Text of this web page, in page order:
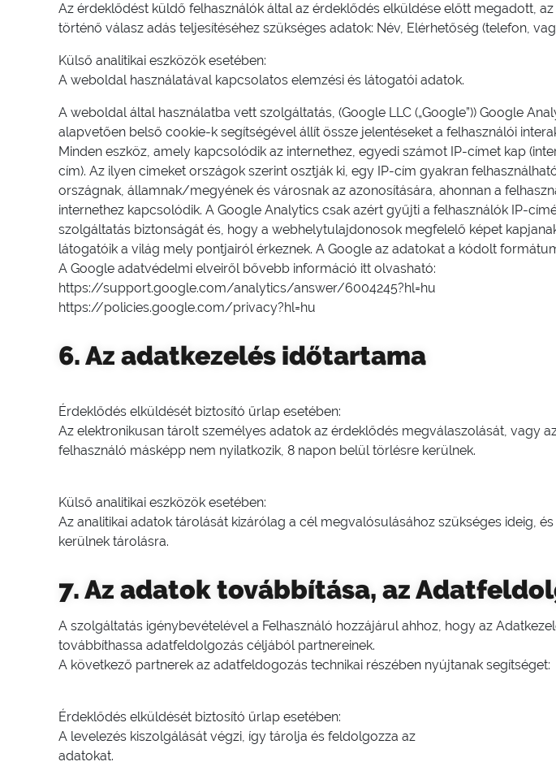
Az érdeklődést küldő felhasználók által az érdeklődés elküldése előtt megadott,
történő válasz adás teljesítéséhez szükséges adatok: Név, Elérhetőség (telefon,
Külső analitikai eszközök esetében:
A weboldal használatával kapcsolatos elemzési és látogatói adatok.
A weboldal által használatba vett szolgáltatás, (Google LLC („Google”)) Google
alapvetően belső cookie-k segítségével állít össze jelentéseket a felhasználói
Minden eszköz, amely kapcsolódik az internethez, egyedi számot IP-címet kap
cím). Az ilyen cimeket országok szerint osztják ki, egy IP-cím gyakran
országnak, államnak/megyének és városnak az azonosítására, ahonnan a
internethez kapcsolódik. A Google Analytics csak azért gyűjti a felhasználók IP-
szolgáltatás biztonságát és, hogy a webhelytulajdonosok megfelelő képet
látogatóik a világ mely pontjairól érkeznek. A Google az adatokat a kódolt
A Google adatvédelmi elveiről bővebb információ itt olvasható:
https://support.google.com/analytics/answer/6004245?hl=hu
https://policies.google.com/privacy?hl=hu
6. Az adatkezelés időtartama
Érdeklődés elküldését biztosító űrlap esetében:
Az elektronikusan tárolt személyes adatok az érdeklődés megválaszolását, vagy
felhasználó másképp nem nyilatkozik, 8 napon belül törlésre kerülnek.
Külső analitikai eszközök esetében:
Az analitikai adatok tárolását kizárólag a cél megvalósulásához szükséges ideig,
kerülnek tárolásra.
7. Az adatok továbbítása, az
A szolgáltatás igénybevételével a Felhasználó hozzájárul ahhoz, hogy az
továbbíthassa adatfeldolgozás céljából partnereinek.
A következő partnerek az adatfeldogozás technikai részében nyújtanak segítséget:
Érdeklődés elküldését biztosító űrlap esetében:
A levelezés kiszolgálását végzi, így tárolja és feldolgozza az
adatokat.